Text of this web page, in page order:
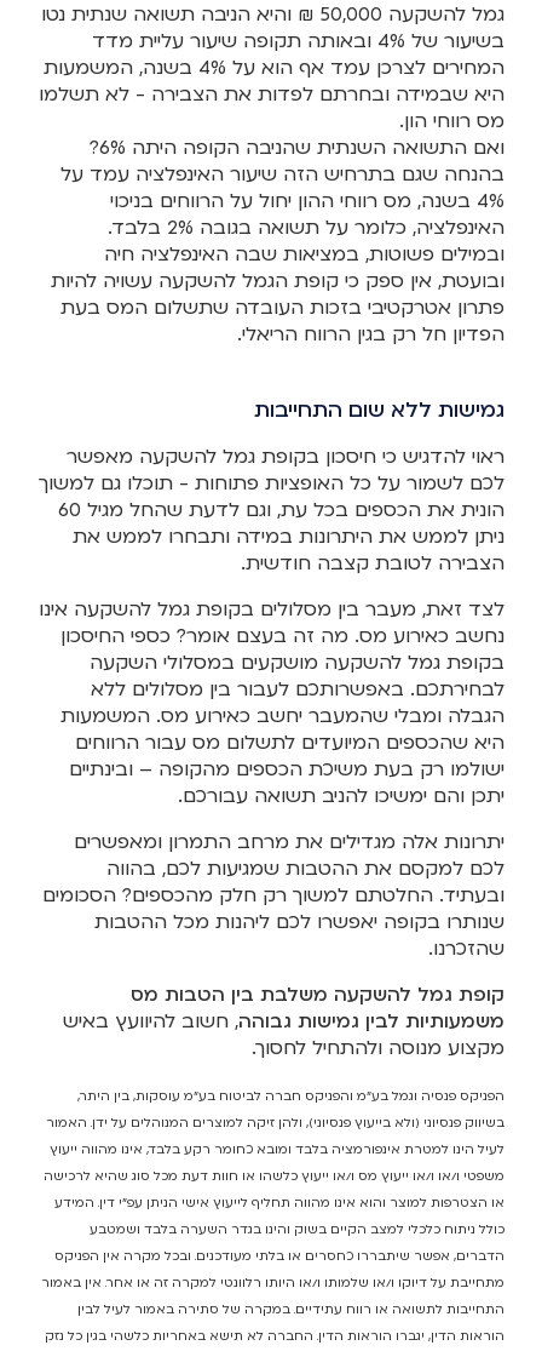
גמל להשקעה 50,000 ₪ והיא הניבה תשואה שנתית נטו
בשיעור של 4% ובאותה תקופה שיעור עליית מדד
המחירים לצרכן עמד אף הוא על 4% בשנה, המשמעות
היא שבמידה ובחרתם לפדות את הצבירה - לא תשלמו
מס רווחי הון.
ואם התשואה השנתית שהניבה הקופה היתה 6%?
בהנחה שגם בתרחיש הזה שיעור האינפלציה עמד על
4% בשנה, מס רווחי ההון יחול על הרווחים בניכוי
האינפלציה, כלומר על תשואה בגובה 2% בלבד.
ובמילים פשוטות, במציאות שבה האינפלציה חיה
ובועטת, אין ספק כי קופת הגמל להשקעה עשויה להיות
פתרון אטרקטיבי בזכות העובדה שתשלום המס בעת
הפדיון חל רק בגין הרווח הריאלי.
גמישות ללא שום התחייבות
ראוי להדגיש כי חיסכון בקופת גמל להשקעה מאפשר
לכם לשמור על כל האופציות פתוחות - תוכלו גם למשוך
הונית את הכספים בכל עת, וגם לדעת שהחל מגיל 60
ניתן לממש את היתרונות במידה ותבחרו לממש את
הצבירה לטובת קצבה חודשית.
לצד זאת, מעבר בין מסלולים בקופת גמל להשקעה אינו
נחשב כאירוע מס. מה זה בעצם אומר? כספי החיסכון
בקופת גמל להשקעה מושקעים במסלולי השקעה
לבחירתכם. באפשרותכם לעבור בין מסלולים ללא
הגבלה ומבלי שהמעבר יחשב כאירוע מס. המשמעות
היא שהכספים המיועדים לתשלום מס עבור הרווחים
ישולמו רק בעת משיכת הכספים מהקופה – ובינתיים
יתכן והם ימשיכו להניב תשואה עבורכם.
יתרונות אלה מגדילים את מרחב התמרון ומאפשרים
לכם למקסם את ההטבות שמגיעות לכם, בהווה
ובעתיד. החלטתם למשוך רק חלק מהכספים? הסכומים
שנותרו בקופה יאפשרו לכם ליהנות מכל ההטבות
שהזכרנו.
קופת גמל להשקעה משלבת בין הטבות מס
משמעותיות לבין גמישות גבוהה, חשוב להיוועץ באיש
מקצוע מנוסה ולהתחיל לחסוך.
הפניקס פנסיה וגמל בע"מ והפניקס חברה לביטוח בע"מ עוסקות, בין היתר,
בשיווק פנסיוני (ולא בייעוץ פנסיוני), ולהן זיקה למוצרים המנוהלים על ידן. האמור
לעיל הינו למטרת אינפורמציה בלבד ומובא כחומר רקע בלבד, אינו מהווה ייעוץ
משפטי ו/או ו/או ייעוץ מס ו/או ייעוץ כלשהו או חוות דעת מכל סוג שהיא לרכישה
או הצטרפות למוצר והוא אינו מהווה תחליף לייעוץ אישי הניתן עפ"י דין. המידע
כולל ניתוח כלכלי למצב הקיים בשוק והינו בגדר השערה בלבד ושמטבע
הדברים, אפשר שיתבררו כחסרים או בלתי מעודכנים. ובכל מקרה אין הפניקס
מתחייבת על דיוקו ו/או שלמותו ו/או היותו רלוונטי למקרה זה או אחר. אין באמור
התחייבות לתשואה או רווח עתידיים. במקרה של סתירה באמור לעיל לבין
הוראות הדין, יגברו הוראות הדין. החברה לא תישא באחריות כלשהי בגין כל נזק